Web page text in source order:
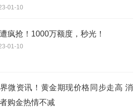
01-10
疯抢！1000万额度，秒光！
01-10
微资讯！黄金期现价格同步走高 消
购金热情不减